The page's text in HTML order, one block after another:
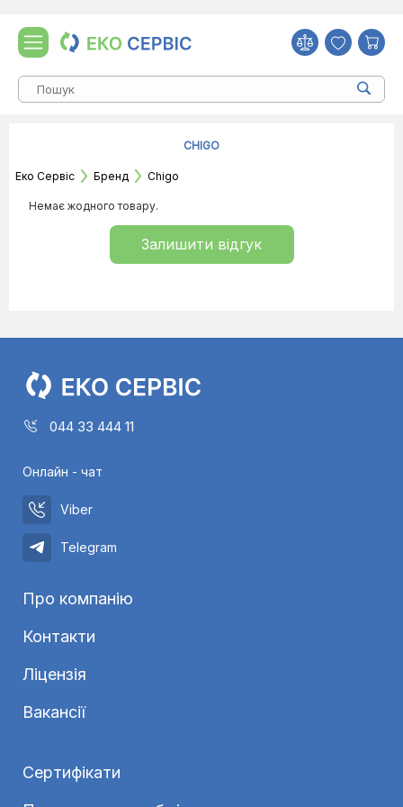
CHIGO
Еко Сервіс Бренд Chigo
Немає жодного товару.
Залишити відгук
044 33 444 11
Онлайн - чат
Viber
Telegram
Про компанію
Контакти
Ліцензія
Вакансії
Сертифікати